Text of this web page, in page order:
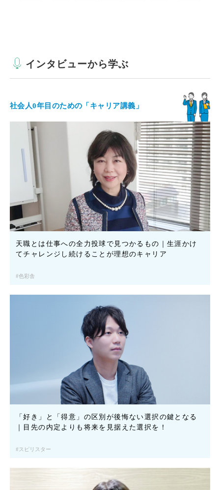
インタビューから学ぶ
社会人0年目のための「キャリア講義」
天職とは仕事への全力投球で見つかるもの｜生涯かけ
てチャレンジし続けることが理想のキャリア
色彩舎
「好き」と「得意」の区別が後悔ない選択の鍵となる
｜目先の内定よりも将来を見据えた選択を！
スピリスター